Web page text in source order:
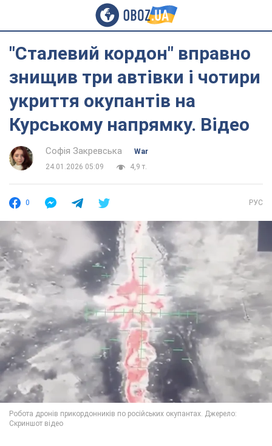
"Сталевий кордон" вправно
знищив три автівки і чотири
укриття окупантів на
Курському напрямку. Відео
Софія Закревська
War
24.01.2026 05:09
4,9 т.
0 РУС